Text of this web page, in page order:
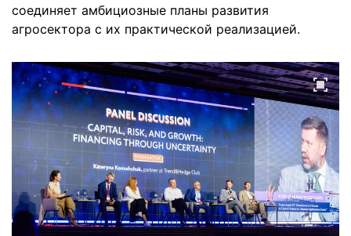
соединяет амбициозные планы развития
агросектора с их практической реализацией.